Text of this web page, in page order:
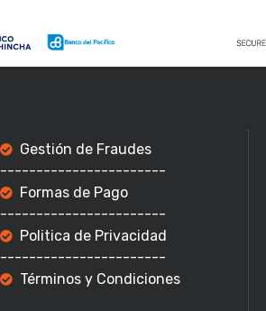
Gestión de Fraudes
-----------------------
Formas de Pago
-----------------------
Politica de Privacidad
-----------------------
Términos y Condiciones